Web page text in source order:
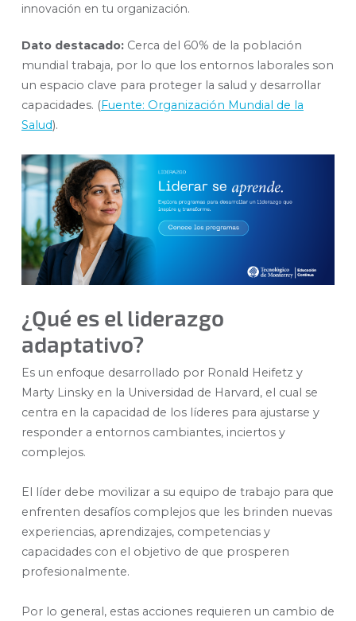
innovación en tu organización.
Dato destacado: Cerca del 60% de la población
mundial trabaja, por lo que los entornos laborales son
un espacio clave para proteger la salud y desarrollar
capacidades. (Fuente: Organización Mundial de la
Salud).
¿Qué es el liderazgo
adaptativo?
Es un enfoque desarrollado por Ronald Heifetz y
Marty Linsky en la Universidad de Harvard, el cual se
centra en la capacidad de los líderes para ajustarse y
responder a entornos cambiantes, inciertos y
complejos.
El líder debe movilizar a su equipo de trabajo para que
enfrenten desafíos complejos que les brinden nuevas
experiencias, aprendizajes, competencias y
capacidades con el objetivo de que prosperen
profesionalmente.
Por lo general, estas acciones requieren un cambio de